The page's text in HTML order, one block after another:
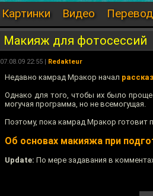
Картинки Видео
Макияж для фотосессий
07.08.09 22:55 | Redakteur
Недавно камрад Мракор начал
Однако для того, чтобы их было
могучая программа, но не всемогущая.
Поэтому, пока камрад Мракор готовит
Об основах макияжа при
Update: По мере задавания в